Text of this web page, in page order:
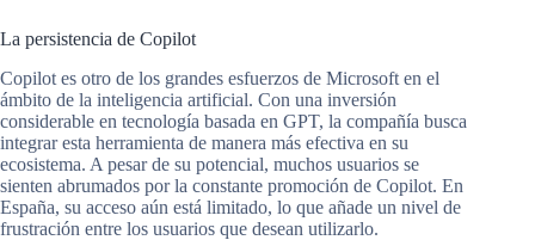
La persistencia de Copilot
Copilot es otro de los grandes esfuerzos de Microsoft en el
ámbito de la inteligencia artificial. Con una inversión
considerable en tecnología basada en GPT, la compañía busca
integrar esta herramienta de manera más efectiva en su
ecosistema. A pesar de su potencial, muchos usuarios se
sienten abrumados por la constante promoción de Copilot. En
España, su acceso aún está limitado, lo que añade un nivel de
frustración entre los usuarios que desean utilizarlo.